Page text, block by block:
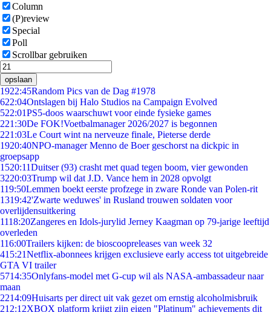
Column
(P)review
Special
Poll
Scrollbar gebruiken
opslaan
1922:45Random Pics van de Dag #1978
622:04Ontslagen bij Halo Studios na Campaign Evolved
522:01PS5-doos waarschuwt voor einde fysieke games
221:30De FOK!Voetbalmanager 2026/2027 is begonnen
221:03Le Court wint na nerveuze finale, Pieterse derde
1920:40NPO-manager Menno de Boer geschorst na dickpic in
groepsapp
1520:11Duitser (93) crasht met quad tegen boom, vier gewonden
3220:03Trump wil dat J.D. Vance hem in 2028 opvolgt
119:50Lemmen boekt eerste profzege in zware Ronde van Polen-rit
1319:42'Zwarte weduwes' in Rusland trouwen soldaten voor
overlijdensuitkering
1118:20Zangeres en Idols-jurylid Jerney Kaagman op 79-jarige leeftijd
overleden
116:00Trailers kijken: de bioscoopreleases van week 32
415:21Netflix-abonnees krijgen exclusieve early access tot uitgebreide
GTA VI trailer
5714:35Onlyfans-model met G-cup wil als NASA-ambassadeur naar
maan
2214:09Huisarts per direct uit vak gezet om ernstig alcoholmisbruik
212:12XBOX platform krijgt zijn eigen "Platinum" achievements dit